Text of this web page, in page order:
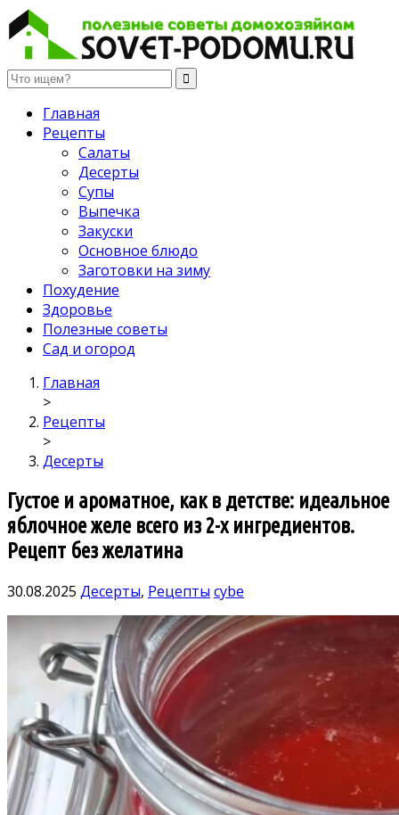
Полезные советы домохозяйкам
Главная
Рецепты
Салаты
Десерты
Супы
Выпечка
Закуски
Основное блюдо
Заготовки на зиму
Похудение
Здоровье
Полезные советы
Сад и огород
Главная
>
Рецепты
>
Десерты
Густое и ароматное, как в детстве: идеальное
яблочное желе всего из 2-х ингредиентов.
Рецепт без желатина
30.08.2025 Десерты, Рецепты cybe